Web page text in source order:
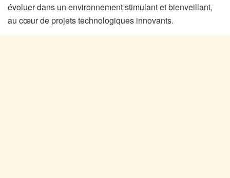
évoluer dans un environnement stimulant et bienveillant,
au cœur de projets technologiques innovants.